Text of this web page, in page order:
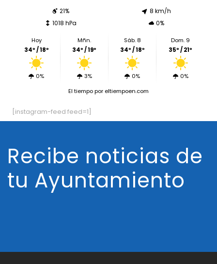
21%
8 km/h
1018 hPa
0%
Hoy
34º / 18º
0%
Mñn.
34º / 19º
3%
Sáb. 8
34º / 18º
0%
Dom. 9
35º / 21º
0%
El tiempopor eltiempoen.com
[instagram-feed feed=1]
Recibe noticias de
tu Ayuntamiento